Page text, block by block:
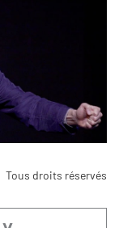
Tous droits réservés